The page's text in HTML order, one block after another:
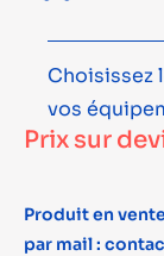
Choisissez
vos
Prix sur
Produit en
par mail :